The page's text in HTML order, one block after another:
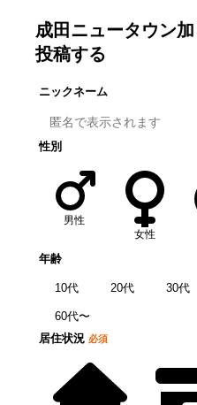
成田ニュータウン加
投稿する
ニックネーム
性別
男性
女性
年齢
10代 20代 30代
60代〜
居住状況 必須